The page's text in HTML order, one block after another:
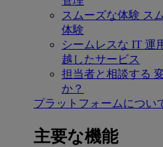
スムーズな体験 ス
体験
シームレスな IT 運
越したサービス
担当者と相談する
か？
プラットフォームについ
主要な機能